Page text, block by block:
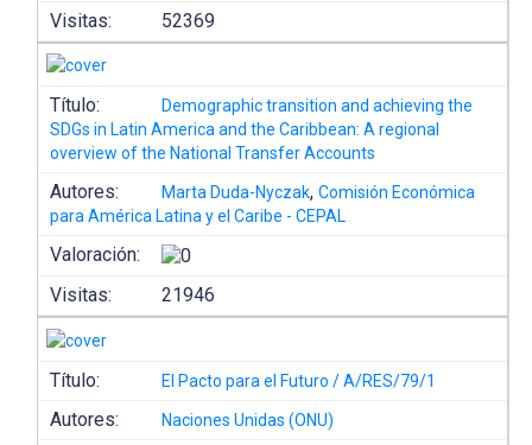
Visitas:
52369
Título:
Demographic transition and achieving the
SDGs in Latin America and the Caribbean: A regional
overview of the National Transfer Accounts
Autores: Marta Duda-Nyczak,Comisión Económica
para América Latina y el Caribe - CEPAL
Valoración:
Visitas:
21946
Título: El Pacto para el Futuro / A/RES/79/1
Autores: Naciones Unidas (ONU)